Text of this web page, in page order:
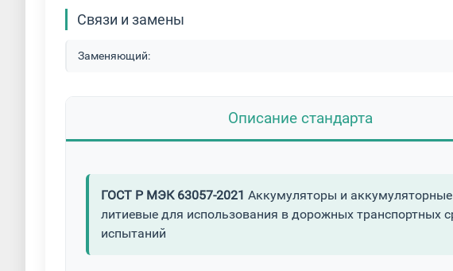
Связи и замены
Заменяющий:
Описание стандарта
ГОСТ Р МЭК 63057-2021 Аккумуляторы и
литиевые для использования в дорожных транспортных
испытаний